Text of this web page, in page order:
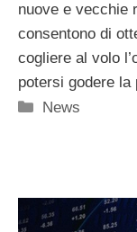
nuove e vecchie
consentono di
cogliere al volo
potersi godere la
Categorie
News